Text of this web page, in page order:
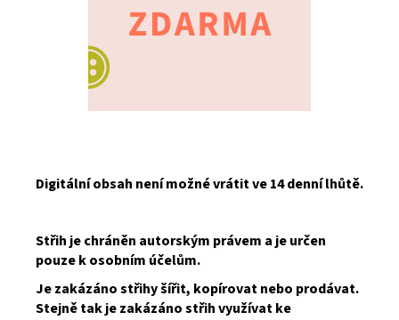
Digitální obsah není možné vrátit ve 14 denní lhůtě.
Střih je chráněn autorským právem a je určen
pouze k osobním účelům.
Je zakázáno střihy šířit, kopírovat nebo prodávat.
Stejně tak je zakázáno střih využívat ke